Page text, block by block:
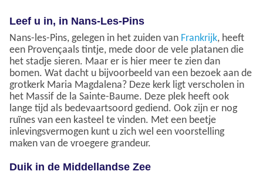
Leef u in, in Nans-Les-Pins
Nans-les-Pins, gelegen in het zuiden van Frankrijk, heeft
een Provençaals tintje, mede door de vele platanen die
het stadje sieren. Maar er is hier meer te zien dan
bomen. Wat dacht u bijvoorbeeld van een bezoek aan de
grotkerk Maria Magdalena? Deze kerk ligt verscholen in
het Massif de la Sainte-Baume. Deze plek heeft ook
lange tijd als bedevaartsoord gediend. Ook zijn er nog
ruïnes van een kasteel te vinden. Met een beetje
inlevingsvermogen kunt u zich wel een voorstelling
maken van de vroegere grandeur.
Duik in de Middellandse Zee